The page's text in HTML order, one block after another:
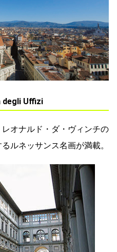
degli Uffizi
オナルド・ダ・ヴィンチの
ルネッサンス名画が満載。